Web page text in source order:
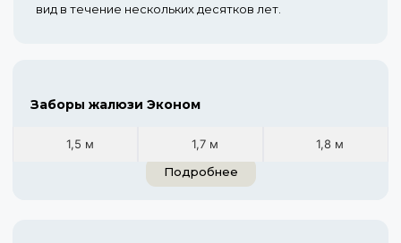
вид в течение нескольких десятков лет.
Заборы жалюзи Эконом
1,5 м 1,7 м
1,8 м
Подробнее